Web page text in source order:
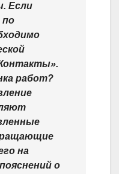
Если
по
работ?
на
о